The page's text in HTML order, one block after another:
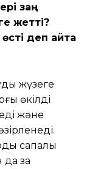
заң
жетті?
деп айта
жүзеге
өкілді
жəне
сапалы
заң